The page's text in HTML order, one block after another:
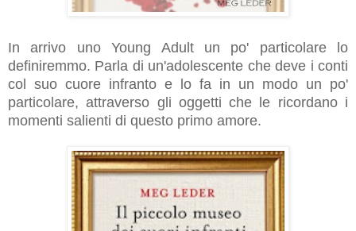
In arrivo uno Young Adult un po' particolare lo
definiremmo. Parla di un'adolescente che deve i conti
col suo cuore infranto e lo fa in un modo un po'
particolare, attraverso gli oggetti che le ricordano i
momenti salienti di questo primo amore.